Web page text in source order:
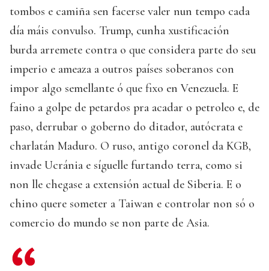
tombos e camiña sen facerse valer nun tempo cada
día máis convulso. Trump, cunha xustificación
burda arremete contra o que considera parte do seu
imperio e ameaza a outros países soberanos con
impor algo semellante ó que fixo en Venezuela. E
faino a golpe de petardos pra acadar o petroleo e, de
paso, derrubar o goberno do ditador, autócrata e
charlatán Maduro. O ruso, antigo coronel da KGB,
invade Ucránia e síguelle furtando terra, como si
non lle chegase a extensión actual de Siberia. E o
chino quere someter a Taiwan e controlar non só o
comercio do mundo se non parte de Asia.